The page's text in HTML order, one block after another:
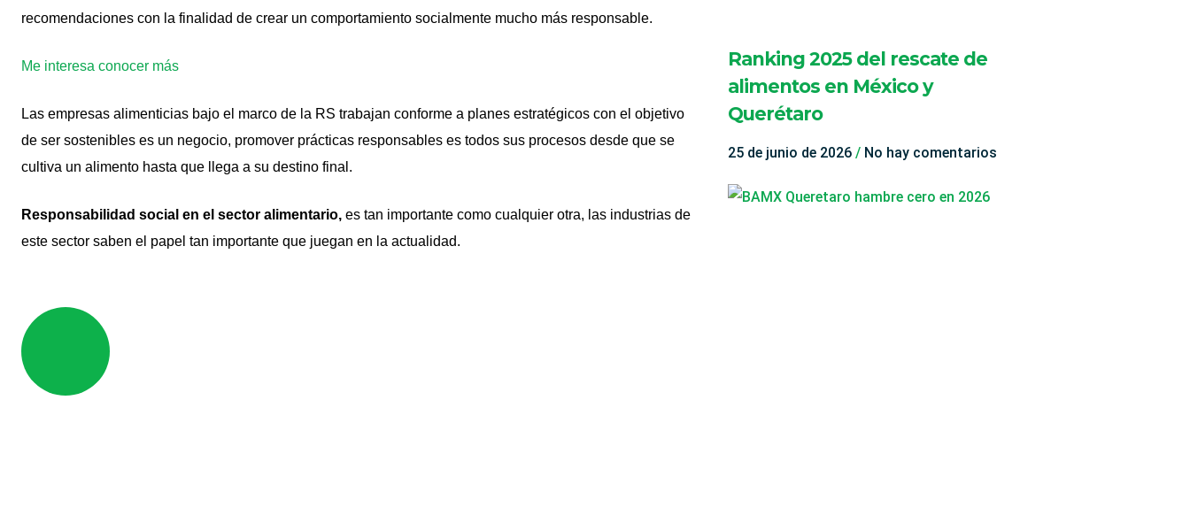
recomendaciones con la finalidad de crear un comportamiento socialmente mucho más responsable.
Me interesa conocer más
Las empresas alimenticias bajo el marco de la RS trabajan conforme a planes estratégicos con el objetivo
de ser sostenibles es un negocio, promover prácticas responsables es todos sus procesos desde que se
cultiva un alimento hasta que llega a su destino final.
Responsabilidad social en el sector alimentario, es tan importante como cualquier otra, las industrias de
este sector saben el papel tan importante que juegan en la actualidad.
Ranking 2025 del rescate de
alimentos en México y
Querétaro
25 de junio de 2026 No hay comentarios